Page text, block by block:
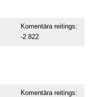
Komentāra reitings:
-2.822
Komentāra reitings: